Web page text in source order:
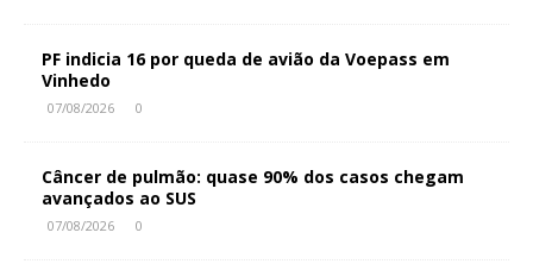
PF indicia 16 por queda de avião da Voepass em
Vinhedo
07/08/2026 0
Câncer de pulmão: quase 90% dos casos chegam
avançados ao SUS
07/08/2026 0